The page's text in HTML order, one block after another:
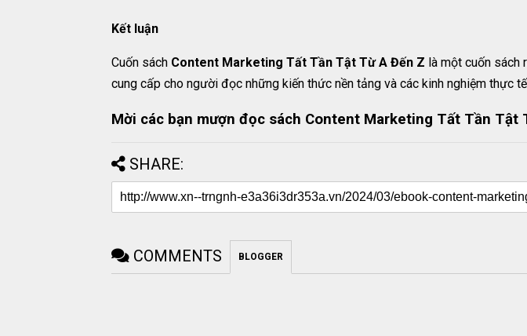
Kết luận
Cuốn sách Content Marketing Tất Tần Tật Từ A Đến Z là một cuốn sách
cung cấp cho người đọc những kiến thức nền tảng và các kinh nghiệm thực
Mời các bạn mượn đọc sách Content Marketing Tất Tần Tật
SHARE:
COMMENTS BLOGGER